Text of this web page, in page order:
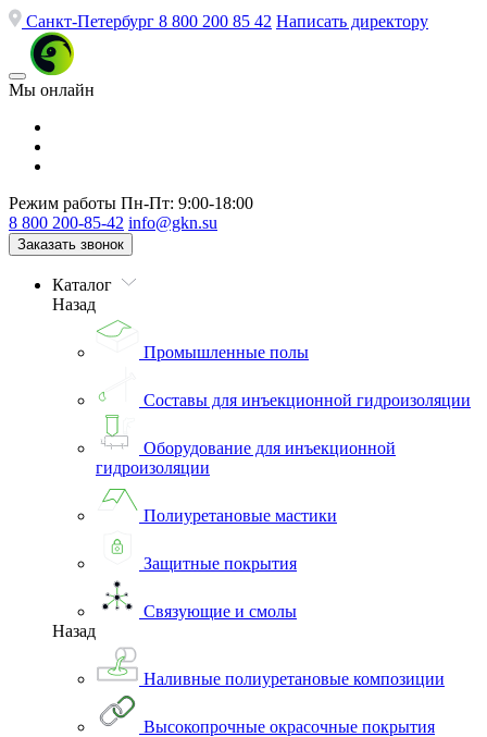
Санкт-Петербург 8 800 200 85 42 Написать директору
Мы онлайн
Режим работы Пн-Пт: 9:00-18:00
8 800 200-85-42 info@gkn.su
Заказать звонок
Каталог
Назад
Промышленные полы
Составы для инъекционной гидроизоляции
Оборудование для инъекционной
гидроизоляции
Полиуретановые мастики
Защитные покрытия
Связующие и смолы
Назад
Наливные полиуретановые композиции
Высокопрочные окрасочные покрытия